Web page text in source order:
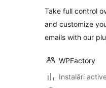
Take full control
and customize
emails with our
WPFactory
Instalări